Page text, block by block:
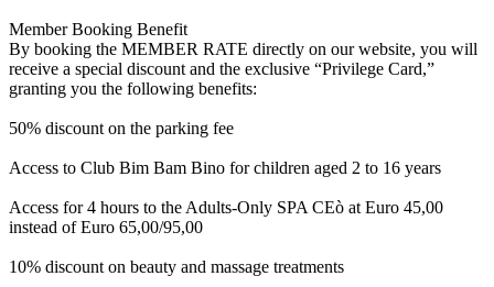
Member Booking Benefit
By booking the MEMBER RATE directly on our website, you will
receive a special discount and the exclusive “Privilege Card,”
granting you the following benefits:
50% discount on the parking fee
Access to Club Bim Bam Bino for children aged 2 to 16 years
Access for 4 hours to the Adults-Only SPA CEò at Euro 45,00
instead of Euro 65,00/95,00
10% discount on beauty and massage treatments